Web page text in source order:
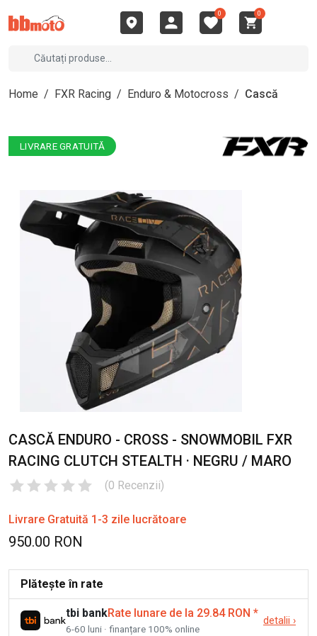
0 0
Home / FXR Racing / Enduro & Motocross / Cască
LIVRARE GRATUITĂ
CASCĂ ENDURO - CROSS - SNOWMOBIL FXR
RACING CLUTCH STEALTH · NEGRU / MARO
(0 Recenzii)
Livrare Gratuită 1-3 zile lucrătoare
950.00 RON
Plătește în rate
tbi bankRate lunare de la 29.84 RON *
6-60 luni · finanțare 100% online
detalii ›